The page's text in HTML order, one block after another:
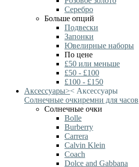
Серебро
Больше опций
Подвески
Запонки
Ювелирные наборы
По цене
£50 или меньше
£50 - £100
£100 - £150
Аксессуары>< Аксессуары
Солнечные очкиремни для часов
Солнечные очки
Bolle
Burberry
Carrera
Calvin Klein
Coach
Dolce and Gabbana